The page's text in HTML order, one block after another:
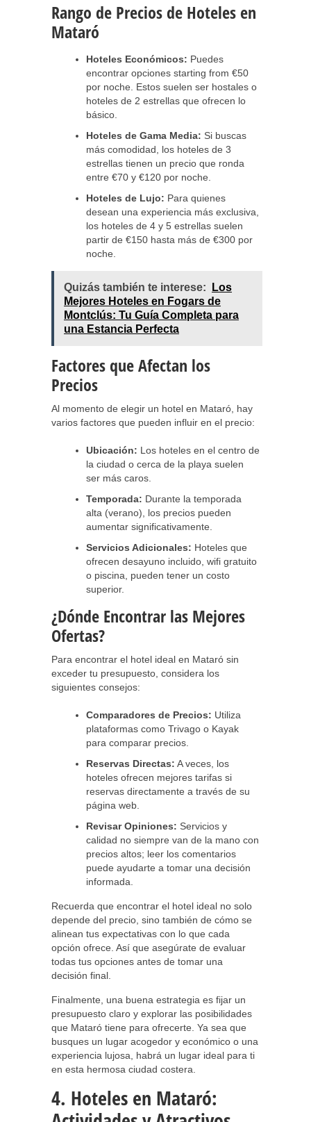
Rango de Precios de Hoteles en
Mataró
Hoteles Económicos: Puedes
encontrar opciones starting from €50
por noche. Estos suelen ser hostales o
hoteles de 2 estrellas que ofrecen lo
básico.
Hoteles de Gama Media: Si buscas
más comodidad, los hoteles de 3
estrellas tienen un precio que ronda
entre €70 y €120 por noche.
Hoteles de Lujo: Para quienes
desean una experiencia más exclusiva,
los hoteles de 4 y 5 estrellas suelen
partir de €150 hasta más de €300 por
noche.
Quizás también te interese:
Los
Mejores Hoteles en Fogars de
Montclús: Tu Guía Completa para
una Estancia Perfecta
Factores que Afectan los
Precios
Al momento de elegir un hotel en Mataró, hay
varios factores que pueden influir en el precio:
Ubicación: Los hoteles en el centro de
la ciudad o cerca de la playa suelen
ser más caros.
Temporada: Durante la temporada
alta (verano), los precios pueden
aumentar significativamente.
Servicios Adicionales: Hoteles que
ofrecen desayuno incluido, wifi gratuito
o piscina, pueden tener un costo
superior.
¿Dónde Encontrar las Mejores
Ofertas?
Para encontrar el hotel ideal en Mataró sin
exceder tu presupuesto, considera los
siguientes consejos:
Comparadores de Precios: Utiliza
plataformas como Trivago o Kayak
para comparar precios.
Reservas Directas: A veces, los
hoteles ofrecen mejores tarifas si
reservas directamente a través de su
página web.
Revisar Opiniones: Servicios y
calidad no siempre van de la mano con
precios altos; leer los comentarios
puede ayudarte a tomar una decisión
informada.
Recuerda que encontrar el hotel ideal no solo
depende del precio, sino también de cómo se
alinean tus expectativas con lo que cada
opción ofrece. Así que asegúrate de evaluar
todas tus opciones antes de tomar una
decisión final.
Finalmente, una buena estrategia es fijar un
presupuesto claro y explorar las posibilidades
que Mataró tiene para ofrecerte. Ya sea que
busques un lugar acogedor y económico o una
experiencia lujosa, habrá un lugar ideal para ti
en esta hermosa ciudad costera.
4. Hoteles en Mataró: